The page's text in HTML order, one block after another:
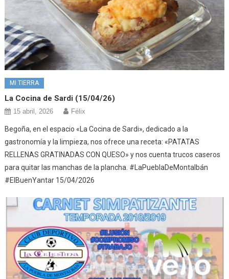
MI TIERRA
La Cocina de Sardi (15/04/26)
15 abril, 2026 Félix
Begoña, en el espacio «La Cocina de Sardi», dedicado a la
gastronomía y la limpieza, nos ofrece una receta: «PATATAS
RELLENAS GRATINADAS CON QUESO» y nos cuenta trucos caseros
para quitar las manchas de la plancha. #LaPueblaDeMontalbán
#ElBuenYantar 15/04/2026